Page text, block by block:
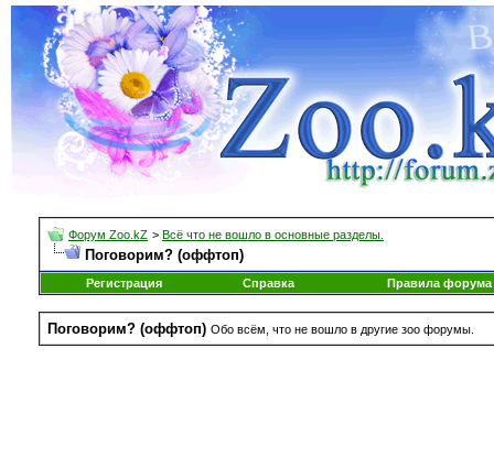
Форум Zoo.kZ > Всё что не вошло в основные разделы.
Поговорим? (оффтоп)
Регистрация Справка Правила форума
Поговорим? (оффтоп) Обо всём, что не вошло в другие зоо форумы.